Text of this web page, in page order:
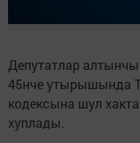
Депутатлар
45нче утырышында
кодексына шул
хуплады.